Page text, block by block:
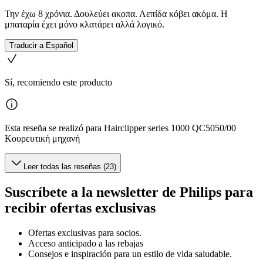
Την έχω 8 χρόνια. Δουλεύει ακοπα. Λεπίδα κόβει ακόμα. Η
μπαταρία έχει μόνο κλατάρει αλλά λογικό.
Traducir a Español
Sí, recomiendo este producto
Esta reseña se realizó para Hairclipper series 1000 QC5050/00
Κουρευτική μηχανή
Leer todas las reseñas (23)
Suscríbete a la newsletter de Philips para
recibir ofertas exclusivas
Ofertas exclusivas para socios.
Acceso anticipado a las rebajas
Consejos e inspiración para un estilo de vida saludable.